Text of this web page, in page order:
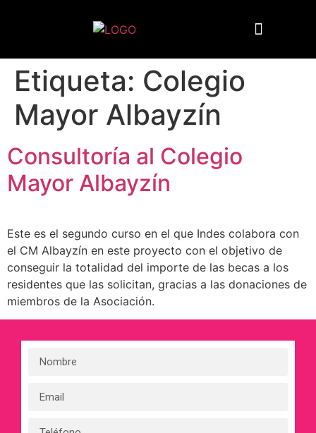
Etiqueta: Colegio
Mayor Albayzín
Consultoría al Colegio
Mayor Albayzín
Este es el segundo curso en el que Indes colabora con
el CM Albayzín en este proyecto con el objetivo de
conseguir la totalidad del importe de las becas a los
residentes que las solicitan, gracias a las donaciones de
miembros de la Asociación.